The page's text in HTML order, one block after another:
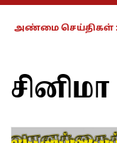
அண்மை செய்திகள் :
காலம் – 27 :
சினிமா